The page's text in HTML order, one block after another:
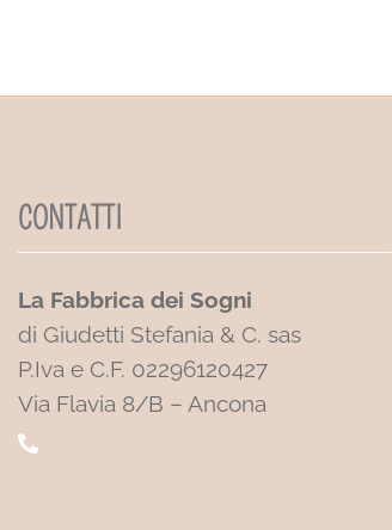
CONTATTI
La Fabbrica dei Sogni
di Giudetti Stefania & C. sas
P.Iva e C.F. 02296120427
Via Flavia 8/B – Ancona